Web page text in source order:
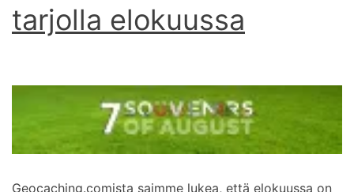
tarjolla elokuussa
Geocaching.comista saimme lukea, että elokuussa on